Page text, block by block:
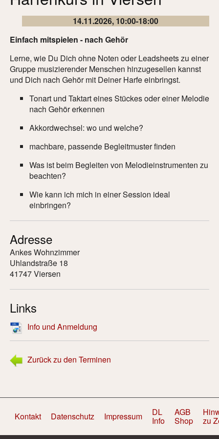
Referenzen
Präsenz-Harfenkurse - Alles, was Online
nicht möglich ist
Frankfurter Harfenspielplatz
Schnupperkurs Harfe
Künstlerische Projekte
Momentum - Klangbegegnungen im Hier und Jetzt
Musik für Trauernde
Die Traumweberinnen - Märchen und Harfe
Harfenstammtisch
Newsletter
Metta-Mediation
Inspirations for Harp Players
Blog
Theos Freund - Ein (Musik-)Stück Familiengeschichte
Kontakt
14.11.2026, 10:00-18:00
Einfach mitspielen - nach Gehör
Lerne, wie Du Dich ohne Noten oder Leadsheets zu einer
Gruppe musizierender Menschen hinzugesellen kannst
und Dich nach Gehör mit Deiner Harfe einbringst.
Tonart und Taktart eines Stückes oder einer Melodie
nach Gehör erkennen
Akkordwechsel: wo und welche?
machbare, passende Begleitmuster finden
Was ist beim Begleiten von Melodieinstrumenten zu
beachten?
Wie kann ich mich in einer Session ideal
einbringen?
Adresse
Ankes Wohnzimmer
Uhlandstraße 18
41747 Viersen
Links
Info und Anmeldung
Zurück zu den Terminen
Kontakt Datenschutz Impressum DL
Info
AGB
Shop zu